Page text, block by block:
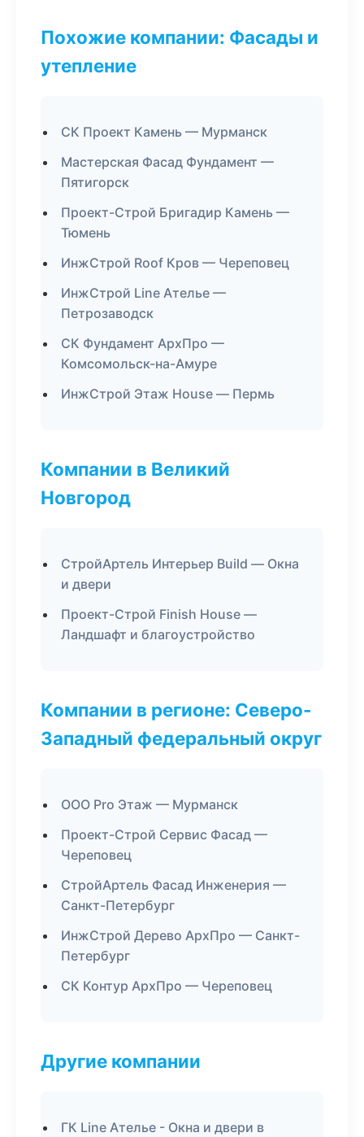
Похожие компании: Фасады и
утепление
СК Проект Камень — Мурманск
Мастерская Фасад Фундамент —
Пятигорск
Проект-Строй Бригадир Камень —
Тюмень
ИнжСтрой Roof Кров — Череповец
ИнжСтрой Line Ателье —
Петрозаводск
СК Фундамент АрхПро —
Комсомольск-на-Амуре
ИнжСтрой Этаж House — Пермь
Компании в Великий
Новгород
СтройАртель Интерьер Build — Окна
и двери
Проект-Строй Finish House —
Ландшафт и благоустройство
Компании в регионе: Северо-
Западный федеральный округ
ООО Pro Этаж — Мурманск
Проект-Строй Сервис Фасад —
Череповец
СтройАртель Фасад Инженерия —
Санкт-Петербург
ИнжСтрой Дерево АрхПро — Санкт-
Петербург
СК Контур АрхПро — Череповец
Другие компании
ГК Line Ателье - Окна и двери в